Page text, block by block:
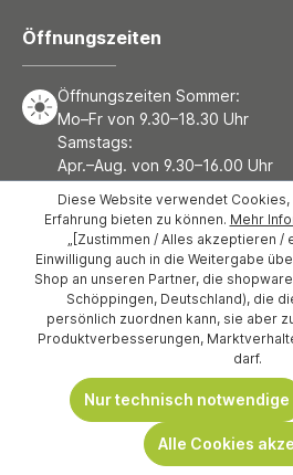
Öffnungszeiten
Öffnungszeiten Sommer:
Mo–Fr von 9.30–18.30 Uhr
Samstags:
Apr.–Aug. von 9.30–16.00 Uhr
Mo–Fr von 9.30–18.30 Uhr
Samstags:
Sept.–Mrz. von 9.30–18.00 Uhr
Sonstige
Liefergebiete
Diese Website verwendet
Erfahrung bieten zu können. Mehr
„[Zustimmen / Alles akzeptieren /
Einwilligung auch in die Weitergabe
Shop an unseren Partner, die
Schöppingen, Deutschland), die
persönlich zuordnen kann, sie aber
Produktverbesserungen,
darf.
Nur technisch notwendige
Alle Cookies